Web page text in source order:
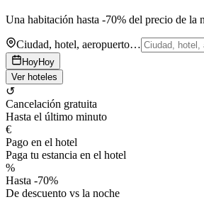
Una habitación hasta -70% del precio de la
Ciudad, hotel, aeropuerto…
HoyHoy
Ver hoteles
↺
Cancelación gratuita
Hasta el último minuto
€
Pago en el hotel
Paga tu estancia en el hotel
%
Hasta -70%
De descuento vs la noche